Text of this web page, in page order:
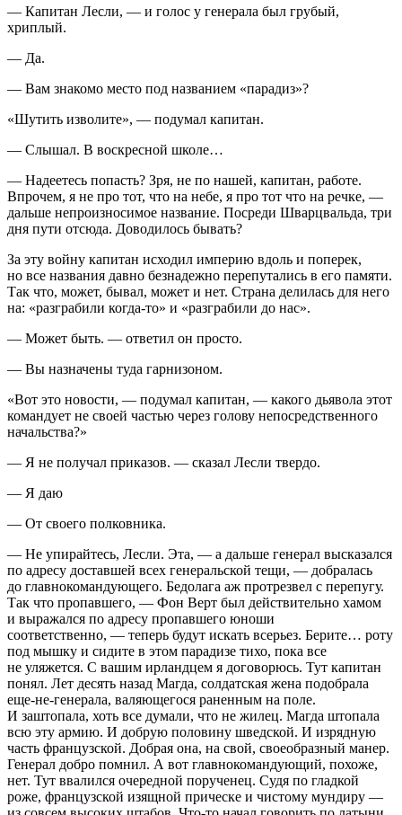
— Капитан Лесли, — и голос у генерала был грубый,
хриплый.
— Да.
— Вам знакомо место под названием «парадиз»?
«Шутить изволите», — подумал капитан.
— Слышал. В воскресной школе…
— Надеетесь попасть? Зря, не по нашей, капитан, работе.
Впрочем, я не про тот, что на небе, я про тот что на речке, —
дальше непроизносимое название. Посреди Шварцвальда, три
дня пути отсюда. Доводилось бывать?
За эту войну капитан исходил империю вдоль и поперек,
но все названия давно безнадежно перепутались в его памяти.
Так что, может, бывал, может и нет. Страна делилась для него
на: «разграбили когда-то» и «разграбили до нас».
— Может быть. — ответил он просто.
— Вы назначены туда гарнизоном.
«Вот это новости, — подумал капитан, — какого дьявола этот
командует не своей частью через голову непосредственного
начальства?»
— Я не получал приказов. — сказал Лесли твердо.
— Я даю
— От своего полковника.
— Не упирайтесь, Лесли. Эта, — а дальше генерал высказался
по адресу доставшей всех генеральской тещи, — добралась
до главнокомандующего. Бедолага аж протрезвел с перепугу.
Так что пропавшего, — Фон Верт был действительно хамом
и выражался по адресу пропавшего юноши
соответственно, — теперь будут искать всерьез. Берите… роту
под мышку и сидите в этом парадизе тихо, пока все
не уляжется. С вашим ирландцем я договорюсь. Тут капитан
понял. Лет десять назад Магда, солдатская жена подобрала
еще-не-генерала, валяющегося раненным на поле.
И заштопала, хоть все думали, что не жилец. Магда штопала
всю эту армию. И добрую половину шведской. И изрядную
часть французской. Добрая она, на свой, своеобразный манер.
Генерал добро помнил. А вот главнокомандующий, похоже,
нет. Тут ввалился очередной порученец. Судя по гладкой
роже, французской изящной прическе и чистому мундиру —